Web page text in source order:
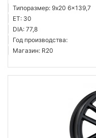
Типоразмер: 9x20 6x139,7
ET: 30
DIA: 77,8
Год производства:
Магазин: R20